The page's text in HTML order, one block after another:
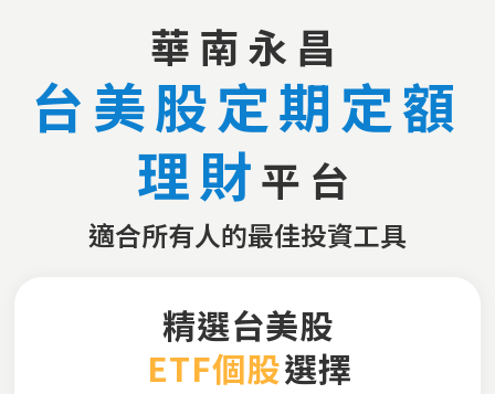
華南永昌
台美股定期定額
理財平台
適合所有人的最佳投資工具
精選台美股
ETF個股選擇